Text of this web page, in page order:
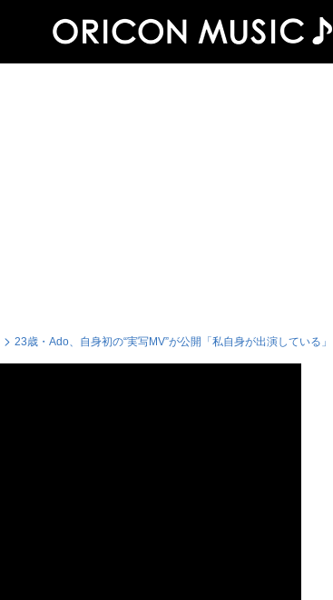
23歳・Ado、自身初の“実写MV”が公開「私自身が出演している